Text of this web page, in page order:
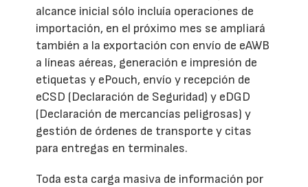
alcance inicial sólo incluía operaciones de
importación, en el próximo mes se ampliará
también a la exportación con envío de eAWB
a líneas aéreas, generación e impresión de
etiquetas y ePouch, envío y recepción de
eCSD (Declaración de Seguridad) y eDGD
(Declaración de mercancías peligrosas) y
gestión de órdenes de transporte y citas
para entregas en terminales.
Toda esta carga masiva de información por